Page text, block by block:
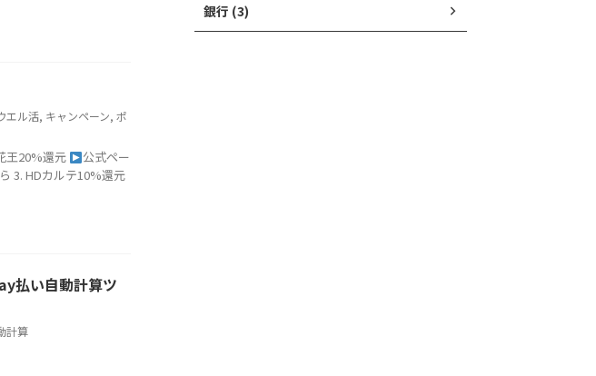
エル活, キャンペーン, ポ
王20%還元
公式ペー
3. HDカルテ10%還元
払い自動計算ツ
計算
銀行 (3)